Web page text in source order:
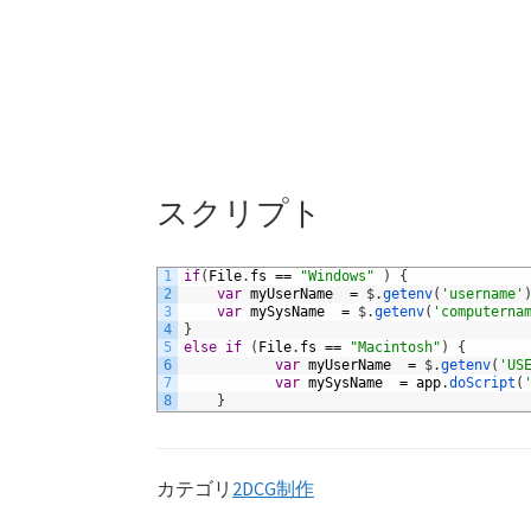
スクリプト
1
2
3
4
5
6
7
8
if( File. fs == "Windows" )
{
var myUserName = $.getenv( 'username' )
var mySysName = $.getenv(
}
else if ( File. fs == "Macintosh" )
{
var myUserName = $.getenv(
var mySysName = app.doScript (
}
カテゴリ 2DCG制作